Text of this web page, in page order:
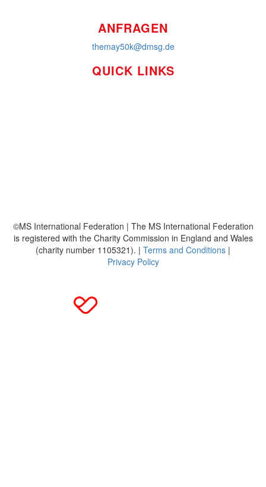
ANFRAGEN
themay50k@dmsg.de
QUICK LINKS
©MS International Federation | The MS International Federation
is registered with the Charity Commission in England and Wales
(charity number 1105321). | Terms and Conditions |
Privacy Policy